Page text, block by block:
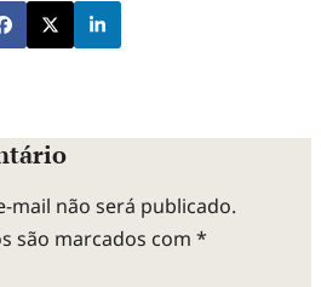
mail não será publicado.
são marcados com *